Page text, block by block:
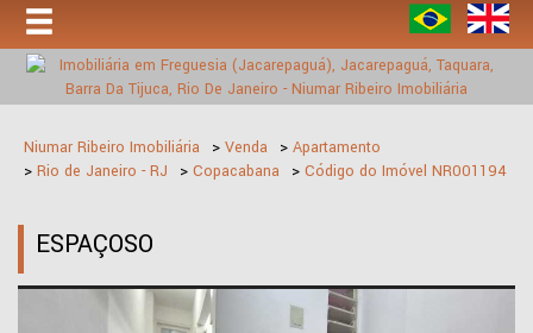
Niumar Ribeiro Imobiliária > Venda > Apartamento
> Rio de Janeiro - RJ > Copacabana > Código do Imóvel NR001194
ESPAÇOSO